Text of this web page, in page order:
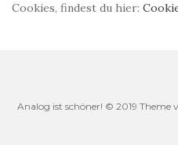
Cookies, findest du hier:
Analog ist schöner! © 2019 Theme